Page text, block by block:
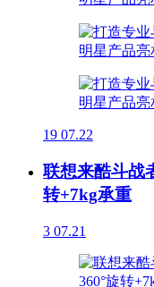
19 07.22
联想来酷斗战
转+7kg承重
3 07.21